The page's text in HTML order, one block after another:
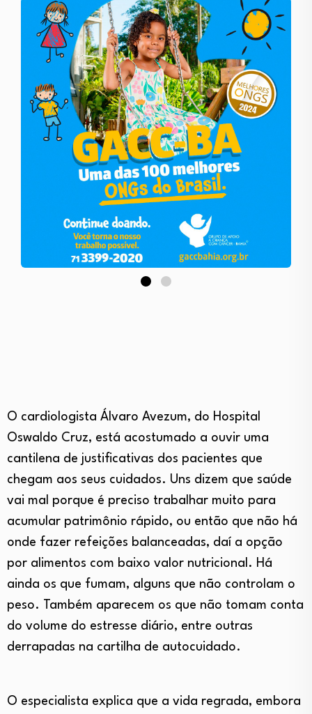
O cardiologista Álvaro Avezum, do Hospital
Oswaldo Cruz, está acostumado a ouvir uma
cantilena de justificativas dos pacientes que
chegam aos seus cuidados. Uns dizem que saúde
vai mal porque é preciso trabalhar muito para
acumular patrimônio rápido, ou então que não há
onde fazer refeições balanceadas, daí a opção
por alimentos com baixo valor nutricional. Há
ainda os que fumam, alguns que não controlam o
peso. Também aparecem os que não tomam conta
do volume do estresse diário, entre outras
derrapadas na cartilha de autocuidado.
O especialista explica que a vida regrada, embora